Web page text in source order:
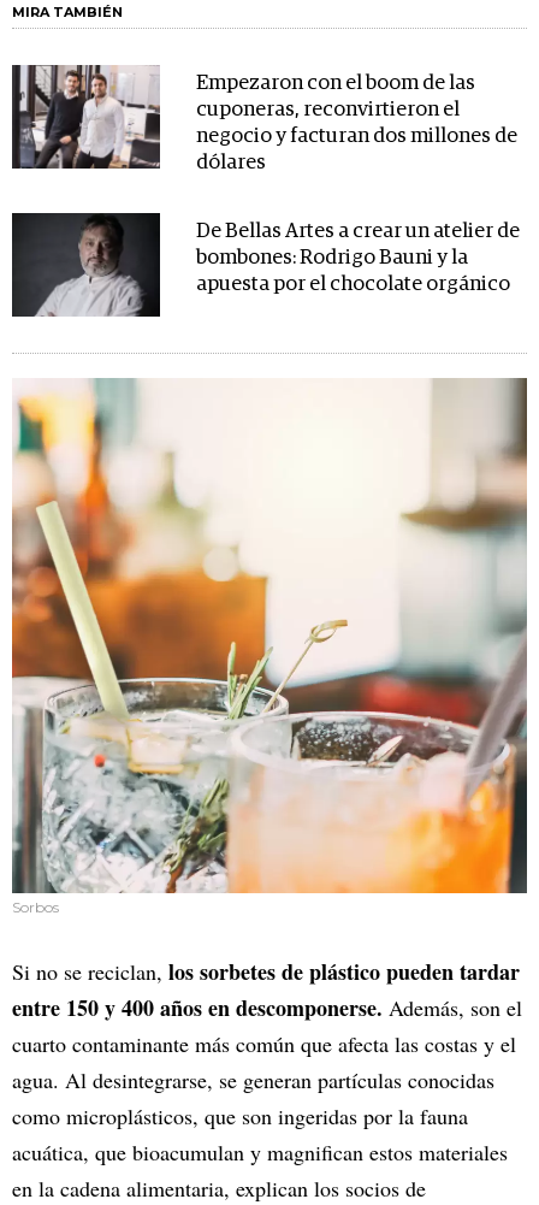
MIRA TAMBIÉN
Empezaron con el boom de las
cuponeras, reconvirtieron el
negocio y facturan dos millones de
dólares
De Bellas Artes a crear un atelier de
bombones: Rodrigo Bauni y la
apuesta por el chocolate orgánico
Sorbos
Si no se reciclan, los sorbetes de plástico pueden tardar
entre 150 y 400 años en descomponerse. Además, son el
cuarto contaminante más común que afecta las costas y el
agua. Al desintegrarse, se generan partículas conocidas
como microplásticos, que son ingeridas por la fauna
acuática, que bioacumulan y magnifican estos materiales
en la cadena alimentaria, explican los socios de